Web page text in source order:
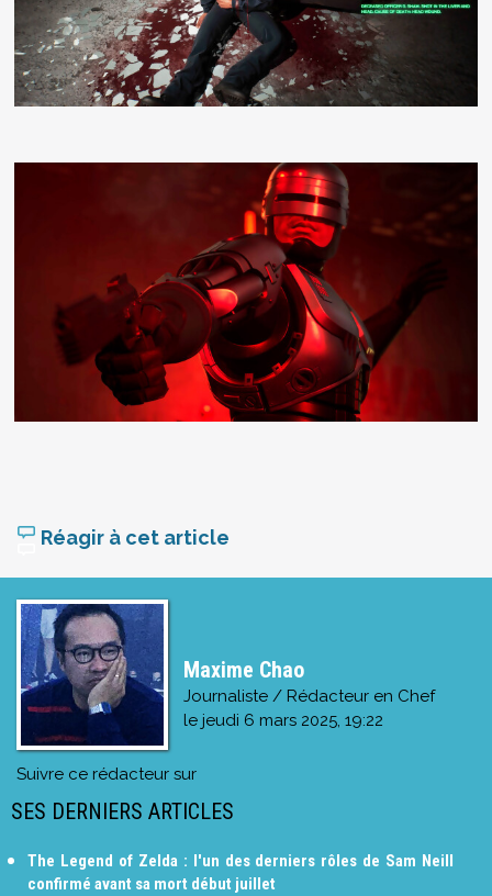
Réagir à cet article
Maxime Chao
Journaliste / Rédacteur en Chef
le jeudi 6 mars 2025, 19:22
Suivre ce rédacteur sur
SES DERNIERS ARTICLES
The Legend of Zelda : l'un des derniers rôles de Sam Neill
confirmé avant sa mort début juillet